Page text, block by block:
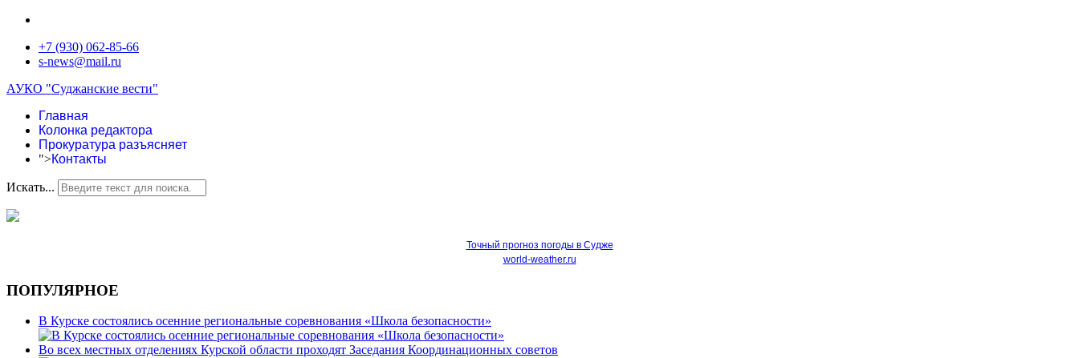
+7 (930) 062-85-66
s-news@mail.ru
АУКО "Суджанские вести"
Главная
Колонка редактора
Прокуратура разъясняет
">Контакты
Искать...
Точный прогноз погоды в Судже
world-weather.ru
ПОПУЛЯРНОЕ
В Курске состоялись осенние региональные соревнования «Школа безопасности»
Во всех местных отделениях Курской области проходят Заседания Координационных советов